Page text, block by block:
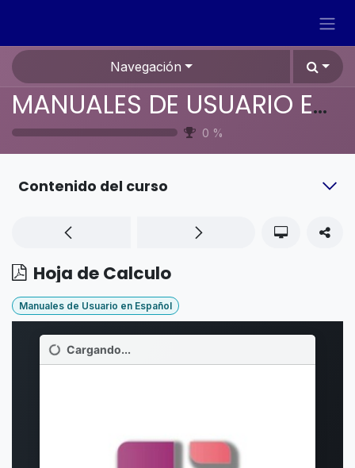
Navegación
MANUALES DE USUARIO EN ESPAÑOL ODOO 17
0 %
Contenido del curso
Hoja de Calculo
Manuales de Usuario en Español